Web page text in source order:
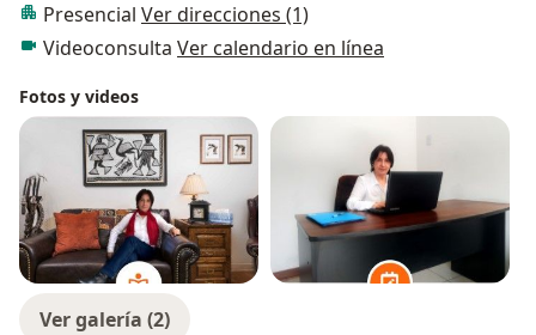
Presencial Ver direcciones (1)
Videoconsulta Ver calendario en línea
Fotos y videos
Ver galería (2)